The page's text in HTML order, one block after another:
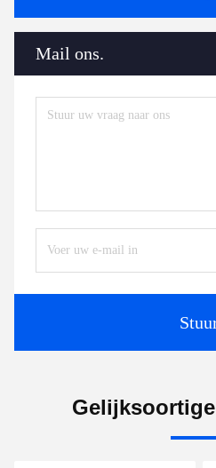
Mail ons.